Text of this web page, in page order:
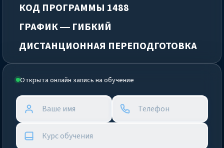
Открыта онлайн запись на обучение
КОД ПРОГРАММЫ 1488
ГРАФИК — ГИБКИЙ
ДИСТАНЦИОННАЯ ПЕРЕПОДГОТОВКА